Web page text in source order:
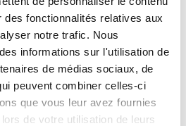
fonctionnalités relatives aux
notre trafic. Nous
informations sur l'utilisation de
de médias sociaux, de
peuvent combiner celles-ci
que vous leur avez fournies
de votre utilisation de leurs